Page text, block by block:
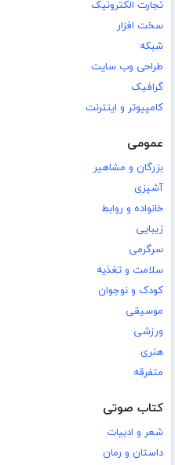
تجارت الکترونیک
سخت افزار
شبکه
طراحی وب سایت
گرافیک
کامپیوتر و اینترنت
عمومی
بزرگان و مشاهیر
آشپزی
خانواده و روابط
زیبایی
سرگرمی
سلامت و تغذیه
کودک و نوجوان
موسیقی
ورزشی
هنری
متفرقه
کتاب صوتی
شعر و ادبیات
داستان و رمان